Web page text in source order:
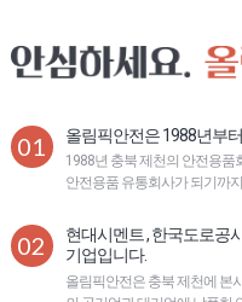
01 올림픽안전은 1988년부
1988년 충북 제천의 안전용품
안전용품 유통회사가 되기까
02
현대시멘트 , 한국도로공
기업입니다.
올림픽안전은 충북 제천에 본